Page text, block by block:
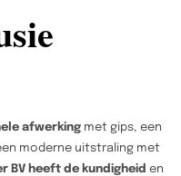
afwerkingmet gips, een
moderne uitstraling met
BV heeft de kundigheid en